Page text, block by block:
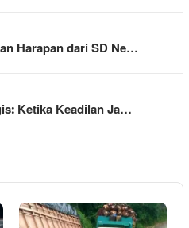
Harapan dari SD Ne…
Ketika Keadilan Ja…